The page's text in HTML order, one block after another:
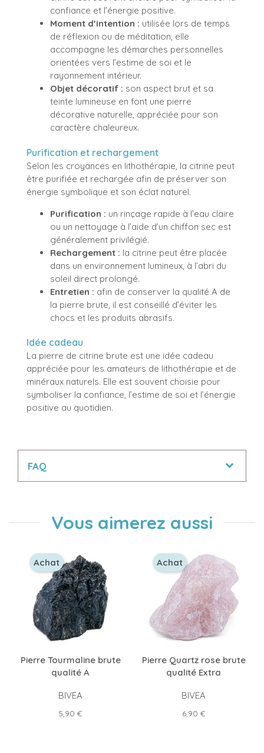
confiance et l’énergie positive.
Moment d’intention : utilisée lors de temps
de réflexion ou de méditation, elle
accompagne les démarches personnelles
orientées vers l’estime de soi et le
rayonnement intérieur.
Objet décoratif : son aspect brut et sa
teinte lumineuse en font une pierre
décorative naturelle, appréciée pour son
caractère chaleureux.
Purification et rechargement
Selon les croyances en lithothérapie, la citrine peut
être purifiée et rechargée afin de préserver son
énergie symbolique et son éclat naturel.
Purification : un rinçage rapide à l’eau claire
ou un nettoyage à l’aide d’un chiffon sec est
généralement privilégié.
Rechargement : la citrine peut être placée
dans un environnement lumineux, à l’abri du
soleil direct prolongé.
Entretien : afin de conserver la qualité A de
la pierre brute, il est conseillé d’éviter les
chocs et les produits abrasifs.
Idée cadeau
La pierre de citrine brute est une idée cadeau
appréciée pour les amateurs de lithothérapie et de
minéraux naturels. Elle est souvent choisie pour
symboliser la confiance, l’estime de soi et l’énergie
positive au quotidien.
FAQ
Vous aimerez aussi
Pierre Tourmaline brute
qualité A
BIVEA
Prix
5,90 €
Achat
Pierre Quartz rose brute
qualité Extra
BIVEA
Prix
6,90 €
Achat